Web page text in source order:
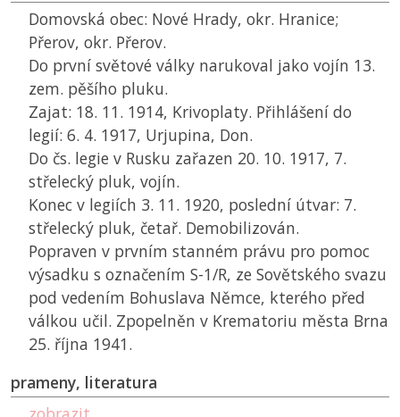
Domovská obec: Nové Hrady, okr. Hranice;
Přerov, okr. Přerov.
Do první světové války narukoval jako vojín 13.
zem. pěšího pluku.
Zajat: 18. 11. 1914, Krivoplaty. Přihlášení do
legií: 6. 4. 1917, Urjupina, Don.
Do čs. legie v Rusku zařazen 20. 10. 1917, 7.
střelecký pluk, vojín.
Konec v legiích 3. 11. 1920, poslední útvar: 7.
střelecký pluk, četař. Demobilizován.
Popraven v prvním stanném právu pro pomoc
výsadku s označením S-1/R, ze Sovětského svazu
pod vedením Bohuslava Němce, kterého před
válkou učil. Zpopelněn v Krematoriu města Brna
25. října 1941.
prameny, literatura